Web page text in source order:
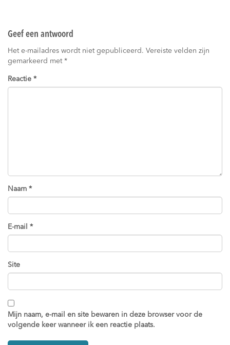
Geef een antwoord
Het e-mailadres wordt niet gepubliceerd. Vereiste velden zijn
gemarkeerd met *
Reactie *
Naam *
E-mail *
Site
Mijn naam, e-mail en site bewaren in deze browser voor de
volgende keer wanneer ik een reactie plaats.